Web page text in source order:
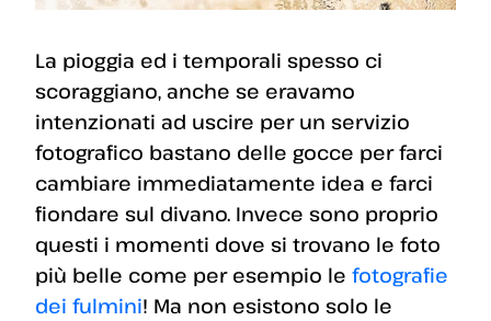
La pioggia ed i temporali spesso ci
scoraggiano, anche se eravamo
intenzionati ad uscire per un servizio
fotografico bastano delle gocce per farci
cambiare immediatamente idea e farci
fiondare sul divano. Invece sono proprio
questi i momenti dove si trovano le foto
più belle come per esempio le fotografie
dei fulmini! Ma non esistono solo le